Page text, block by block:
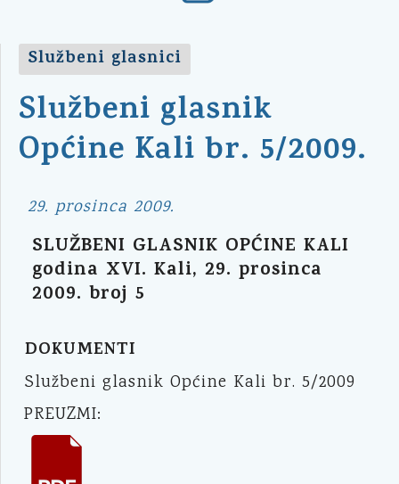
Službeni glasnici
Službeni glasnik
Općine Kali br. 5/2009.
29. prosinca 2009.
SLUŽBENI GLASNIK OPĆINE KALI
godina XVI. Kali, 29. prosinca
2009. broj 5
DOKUMENTI
Službeni glasnik Općine Kali br. 5/2009
PREUZMI: